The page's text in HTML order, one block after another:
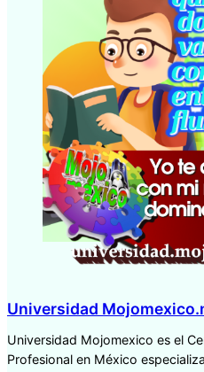
Universidad
Universidad Mojomexico es el
Profesional en México